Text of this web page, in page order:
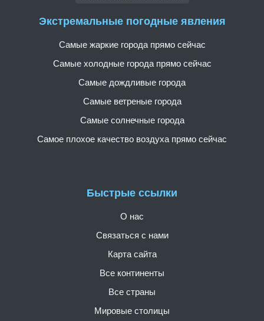
Быстрые ссылки
О нас
Связаться с нами
Карта сайта
Все континенты
Все страны
Мировые столицы
Экстремальные погодные явления
Самые жаркие города прямо сейчас
Самые холодные города прямо сейчас
Самые дождливые города
Самые ветреные города
Самые солнечные города
Самое плохое качество воздуха прямо сейчас